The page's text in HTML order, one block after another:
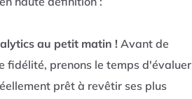
au petit matin ! Avant de
fidélité, prenons le temps d'évaluer
prêt à revêtir ses plus